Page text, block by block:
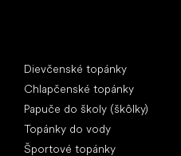
Dievčenské topánky
Chlapčenské topánky
Papuče do školy (škôlky)
Topánky do vody
Športové topánky